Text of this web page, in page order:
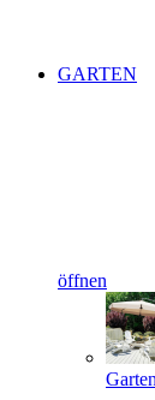
GARTEN
öffnen